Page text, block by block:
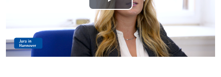
Play
Video